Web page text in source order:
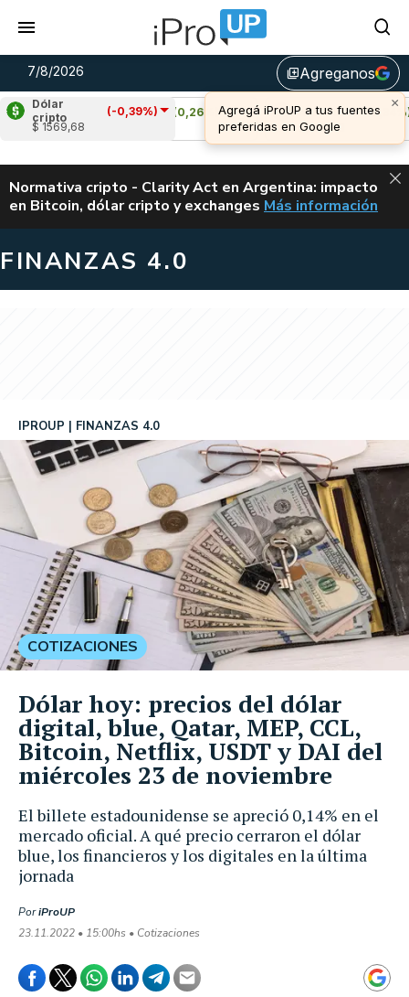
7/8/2026 library_addAgreganos
Dólar
cripto
(-0,39%)
$ 1569,68
Cardano
(0,26%)
u$s 0,20
Avalanche (0,34%)
u$s 6,43
ALERTA
Normativa cripto - Clarity Act en Argentina: impacto
en Bitcoin, dólar cripto y exchanges CLARITY ACT EN
Más información
FINANZAS 4.0
El billete estadounidense se apreció 0,14% en el
mercado oficial. A qué precio cerraron el dólar
blue, los financieros y los digitales en la última
jornada
IPROUP FINANZAS 4.0
PoriProUP
23.11.2022 • 15:00hs • Cotizaciones
COTIZACIONES
Dólar hoy: precios del dólar
digital, blue, Qatar, MEP, CCL,
Bitcoin, Netflix, USDT y DAI del
miércoles 23 de noviembre